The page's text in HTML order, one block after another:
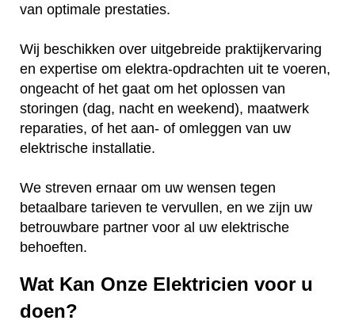
van optimale prestaties.
Wij beschikken over uitgebreide praktijkervaring
en expertise om elektra-opdrachten uit te voeren,
ongeacht of het gaat om het oplossen van
storingen (dag, nacht en weekend), maatwerk
reparaties, of het aan- of omleggen van uw
elektrische installatie.
We streven ernaar om uw wensen tegen
betaalbare tarieven te vervullen, en we zijn uw
betrouwbare partner voor al uw elektrische
behoeften.
Wat Kan Onze Elektricien voor u
doen?